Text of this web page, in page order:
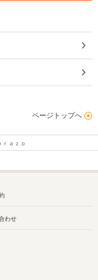
ページトップへ
ｒａｚｏ
わせ